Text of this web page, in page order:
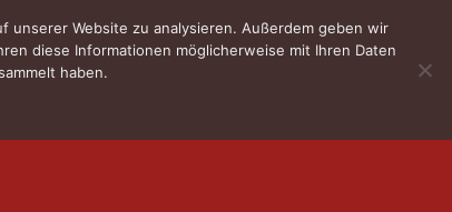
Website zu analysieren. Außerdem geben wir
diese Informationen möglicherweise mit Ihren Daten
haben.